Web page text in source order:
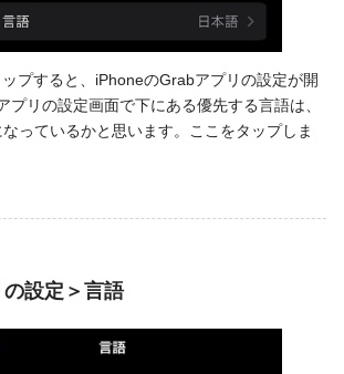
プすると、iPhoneのGrabアプリの設定が開
プリの設定画面で下にある優先する言語は、
なっているかと思います。ここをタップしま
設定＞言語